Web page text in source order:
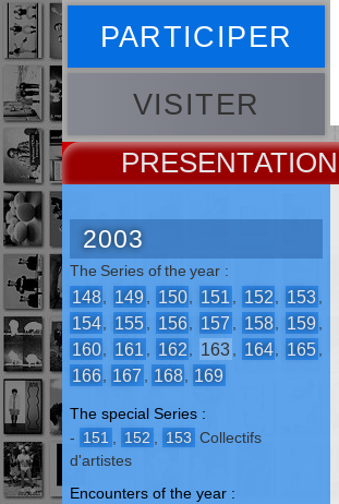
PARTICIPER
VISITER
PRESENT
2003
The Series of the year :
148, 149 , 150, 151 , 152, 153,
154, 155, 156, 157 , 158, 159,
160, 161 , 162, 163, 164, 165,
166, 167 , 168, 169
The special Series :
- 151 152 153 Collectifs
d'artistes
Encounters of the year :